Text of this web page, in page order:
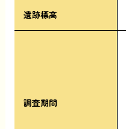
遺跡標高
調査期間